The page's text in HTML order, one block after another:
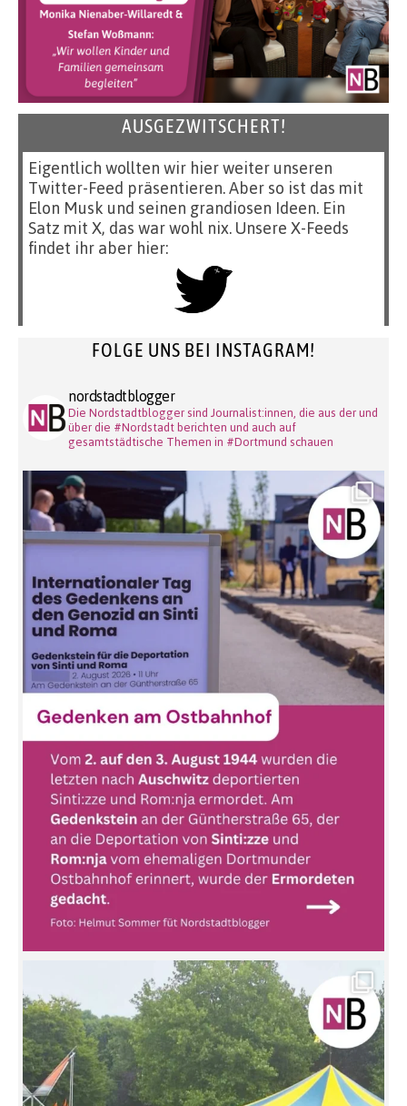
AUSGEZWITSCHERT!
Eigentlich wollten wir hier weiter unseren
Twitter-Feed präsentieren. Aber so ist das mit
Elon Musk und seinen grandiosen Ideen. Ein
Satz mit X, das war wohl nix. Unsere X-Feeds
findet ihr aber hier:
FOLGE UNS BEI INSTAGRAM!
nordstadtblogger
Die Nordstadtblogger sind Journalist:innen, die aus der und
über die #Nordstadt berichten und auch auf
gesamtstädtische Themen in #Dortmund schauen